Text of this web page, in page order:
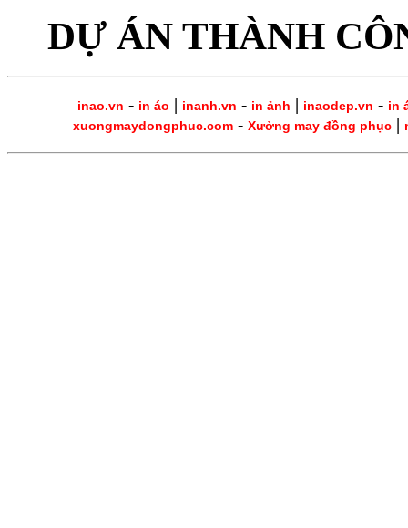
DỰ ÁN THÀNH
inao.vn - in áo | inanh.vn - in ảnh | inaodep.vn - in
xuongmaydongphuc.com- Xưởng may đồng phục|